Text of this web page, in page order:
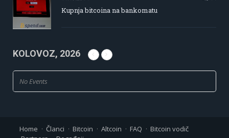
Kupnja bitcoina na bankomatu
KOLOVOZ, 2026
No Events
Home Članci Bitcoin Altcoin FAQ
Bitcoin vodič